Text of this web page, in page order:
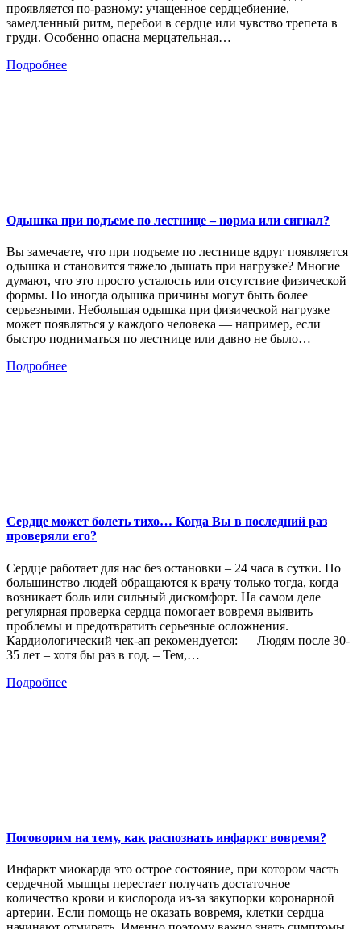
проявляется по-разному: учащенное сердцебиение,
замедленный ритм, перебои в сердце или чувство трепета в
груди. Особенно опасна мерцательная…
Подробнее
Одышка при подъеме по лестнице – норма или сигнал?
Вы замечаете, что при подъеме по лестнице вдруг появляется
одышка и становится тяжело дышать при нагрузке? Многие
думают, что это просто усталость или отсутствие физической
формы. Но иногда одышка причины могут быть более
серьезными. Небольшая одышка при физической нагрузке
может появляться у каждого человека — например, если
быстро подниматься по лестнице или давно не было…
Подробнее
Сердце может болеть тихо… Когда Вы в последний раз
проверяли его?
Сердце работает для нас без остановки – 24 часа в сутки. Но
большинство людей обращаются к врачу только тогда, когда
возникает боль или сильный дискомфорт. На самом деле
регулярная проверка сердца помогает вовремя выявить
проблемы и предотвратить серьезные осложнения.
Кардиологический чек-ап рекомендуется: — Людям после 30-
35 лет – хотя бы раз в год. – Тем,…
Подробнее
Поговорим на тему, как распознать инфаркт вовремя?
Инфаркт миокарда это острое состояние, при котором часть
сердечной мышцы перестает получать достаточное
количество крови и кислорода из-за закупорки коронарной
артерии. Если помощь не оказать вовремя, клетки сердца